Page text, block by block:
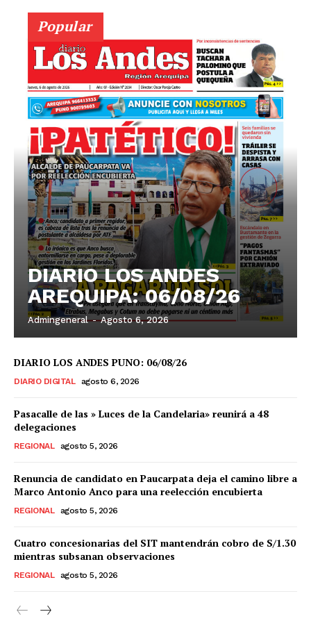
Popular
DIARIO LOS ANDES
AREQUIPA: 06/08/26
Admingeneral - Agosto 6, 2026
DIARIO LOS ANDES PUNO: 06/08/26
DIARIO DIGITAL agosto 6, 2026
Pasacalle de las » Luces de la Candelaria» reunirá a 48
delegaciones
REGIONAL agosto 5, 2026
Renuncia de candidato en Paucarpata deja el camino libre a
Marco Antonio Anco para una reelección encubierta
REGIONAL agosto 5, 2026
Cuatro concesionarias del SIT mantendrán cobro de S/1.30
mientras subsanan observaciones
REGIONAL agosto 5, 2026